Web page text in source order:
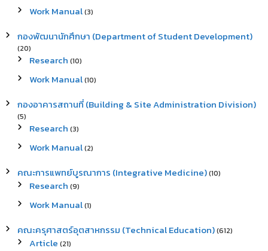
Work Manual(3)
กองพัฒนานักศึกษา (Department of Student Development)
(20)
Research (10)
Work Manual(10)
กองอาคารสถานที่ (Building & Site Administration Division)
(5)
Research (3)
Work Manual(2)
คณะการแพทย์บูรณาการ (Integrative Medicine)(10)
Research (9)
Work Manual(1)
คณะครุศาสตร์อุตสาหกรรม (Technical Education)(612)
Article (21)